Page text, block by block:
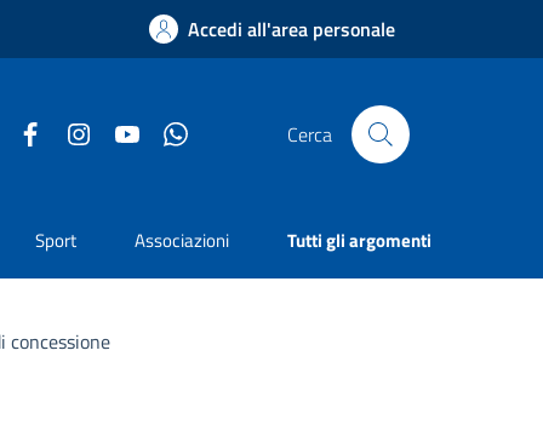
Accedi all'area personale
Facebook InstagramYouTube Cerca
Sport Associazioni Tutti gli argomenti
concessione